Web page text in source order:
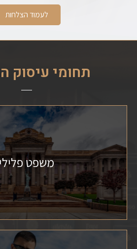
לעמוד הצלחות
תחומי עיסוק
משפט